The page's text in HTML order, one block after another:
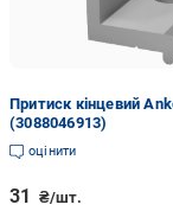
Притиск кінцевий
(3088046913)
оцінити
31 ₴/шт.